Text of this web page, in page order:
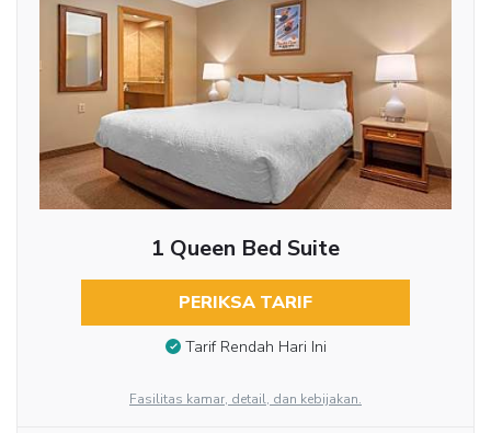
1 Queen Bed Suite
PERIKSA TARIF
Tarif Rendah Hari Ini
Fasilitas kamar, detail, dan kebijakan.